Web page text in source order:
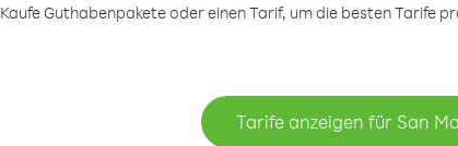
Kaufe Guthabenpakete oder einen Tarif, um die besten Tarife
Tarife anzeigen für San